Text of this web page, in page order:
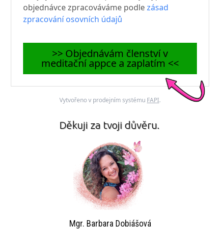
objednávce zpracováváme podlezásad
zpracování osovních údajů
>> Objednávám členství v
meditační appce a zaplatím <<
Vytvořeno v prodejním systému FAPI.
Děkuji za tvoji důvěru.
Mgr. Barbara Dobiášová